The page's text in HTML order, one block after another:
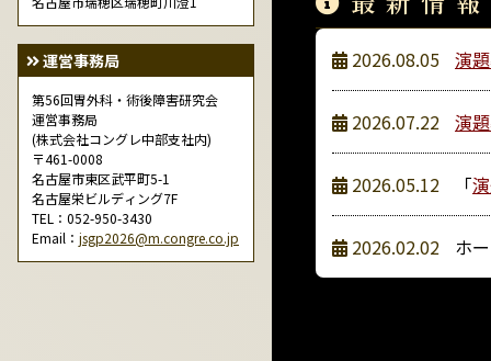
運営事務局
第56回胃外科・術後障害研究会
運営事務局
(株式会社コングレ中部支社内)
〒461-0008
名古屋市東区武平町5-1
名古屋栄ビルディング7F
TEL：052-950-3430
Email： jsgp2026@m.congre.co.jp
2026.08.05 演
2026.07.22 演
2026.05.12 「
2026.02.02 ホ